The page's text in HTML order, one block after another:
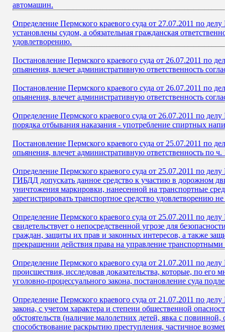
автомашин.
Определение Пермского краевого суда от 27.07.2011 по
установлены судом, а обязательная гражданская
удовлетворению.
Постановление Пермского краевого суда от 26.07.2011 по
опьянения, влечет административную ответственность
Постановление Пермского краевого суда от 26.07.2011 по
опьянения, влечет административную ответственность
Определение Пермского краевого суда от 26.07.2011 по
порядка отбывания наказания - употребление спиртных
Постановление Пермского краевого суда от 25.07.2011 по
опьянения, влечет административную ответственность по
Определение Пермского краевого суда от 25.07.2011 по
ГИБДД допускать данное средство к участию в дорожном
уничтожения маркировки, нанесенной на транспортные
зарегистрировать транспортное средство удовлетворению
Определение Пермского краевого суда от 25.07.2011 по
свидетельствует о непосредственной угрозе для
граждан, защиты их прав и законных интересов, а также
прекращении действия права на управление
Определение Пермского краевого суда от 21.07.2011 по
происшествия, исследовав доказательства, которые, по
уголовно-процессуального закона, постановление суда
Определение Пермского краевого суда от 21.07.2011 по
закона, с учетом характера и степени общественной
обстоятельств (наличие малолетних детей, явка с
способствование раскрытию преступления, частичное